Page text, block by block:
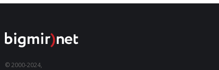
© 2000-2024,